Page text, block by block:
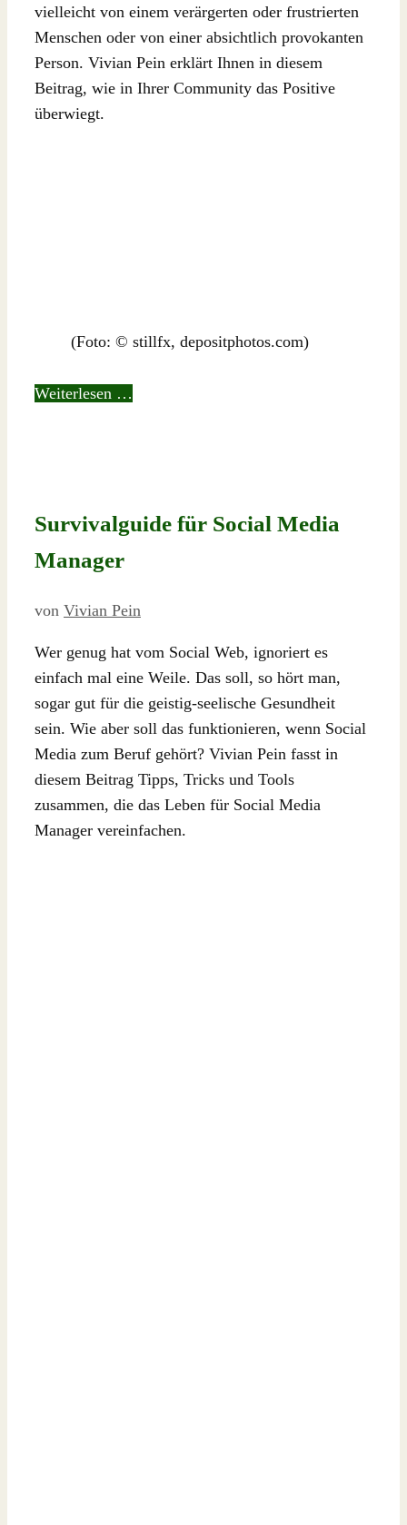
vielleicht von einem verärgerten oder frustrierten
Menschen oder von einer absichtlich provokanten
Person. Vivian Pein erklärt Ihnen in diesem
Beitrag, wie in Ihrer Community das Positive
überwiegt.
(Foto: © stillfx, depositphotos.com)
Weiterlesen …
Survivalguide für Social Media
Manager
von Vivian Pein
Wer genug hat vom Social Web, ignoriert es
einfach mal eine Weile. Das soll, so hört man,
sogar gut für die geistig-seelische Gesundheit
sein. Wie aber soll das funktionieren, wenn Social
Media zum Beruf gehört? Vivian Pein fasst in
diesem Beitrag Tipps, Tricks und Tools
zusammen, die das Leben für Social Media
Manager vereinfachen.